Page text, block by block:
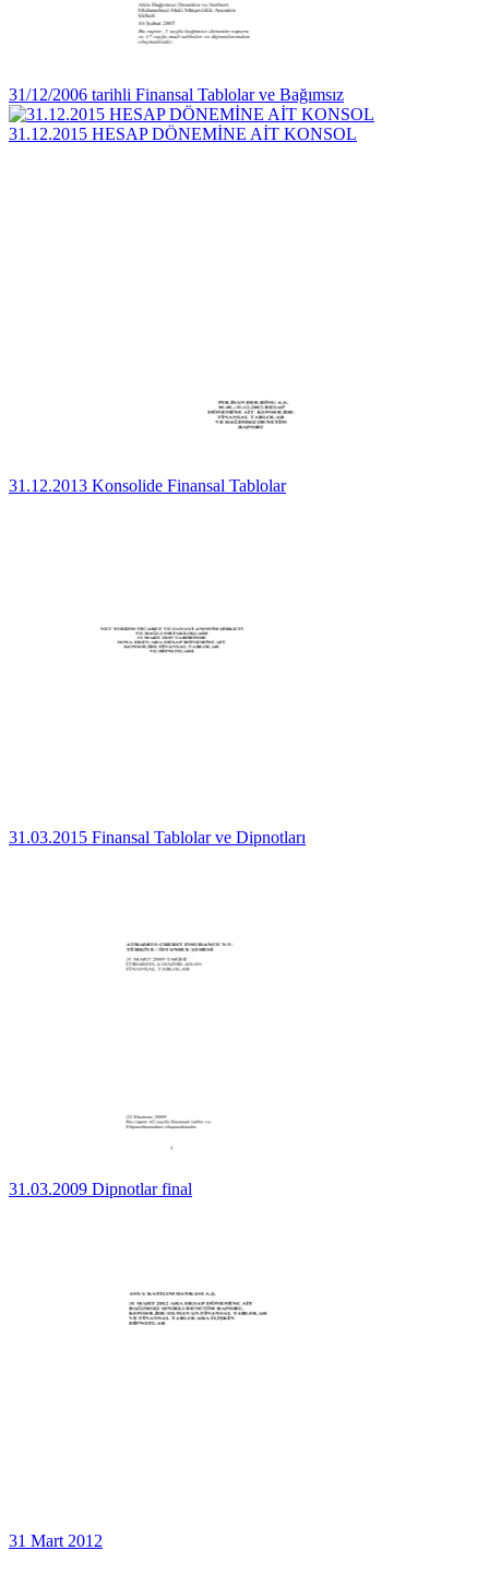
31/12/2006 tarihli Finansal Tablolar ve Bağımsız
31.12.2015 HESAP DÖNEMİNE AİT KONSOL
31.12.2013 Konsolide Finansal Tablolar
31.03.2015 Finansal Tablolar ve Dipnotları
31.03.2009 Dipnotlar final
31 Mart 2012